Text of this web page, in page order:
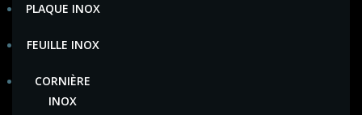
PLAQUE INOX
FEUILLE INOX
CORNIÈRE
INOX